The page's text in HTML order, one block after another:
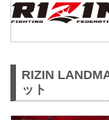
RIZIN
ット